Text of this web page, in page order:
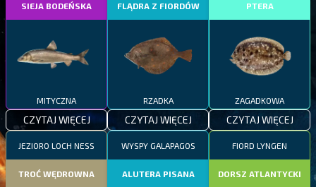
SIEJA BODEŃSKA
MITYCZNA
CZYTAJ WIĘCEJ
FLĄDRA Z FIORDÓW
RZADKA
CZYTAJ WIĘCEJ
PTERA
ZAGADKOWA
CZYTAJ WIĘCEJ
JEZIORO LOCH NESS
TROĆ WĘDROWNA
WYSPY GALAPAGOS
ALUTERA PISANA
FIORD LYNGEN
DORSZ ATLANTYCKI